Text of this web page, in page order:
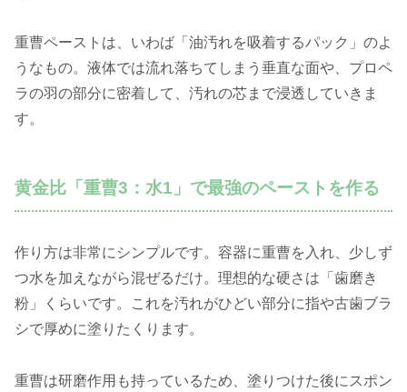
重曹ペーストは、いわば「油汚れを吸着するパック」のよ
うなもの。液体では流れ落ちてしまう垂直な面や、プロペ
ラの羽の部分に密着して、汚れの芯まで浸透していきま
す。
黄金比「重曹3：水1」で最強のペーストを作る
作り方は非常にシンプルです。容器に重曹を入れ、少しず
つ水を加えながら混ぜるだけ。理想的な硬さは「歯磨き
粉」くらいです。これを汚れがひどい部分に指や古歯ブラ
シで厚めに塗りたくります。
重曹は研磨作用も持っているため、塗りつけた後にスポン